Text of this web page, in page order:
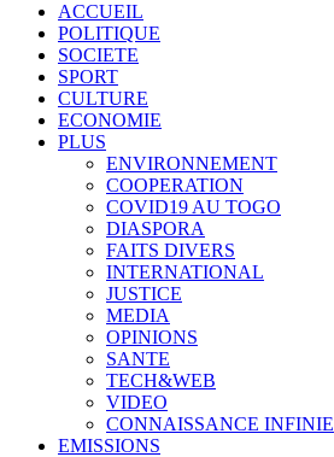
ACCUEIL
POLITIQUE
SOCIETE
SPORT
CULTURE
ECONOMIE
PLUS
ENVIRONNEMENT
COOPERATION
COVID19 AU TOGO
DIASPORA
FAITS DIVERS
INTERNATIONAL
JUSTICE
MEDIA
OPINIONS
SANTE
TECH&WEB
VIDEO
CONNAISSANCE INFINIE
EMISSIONS